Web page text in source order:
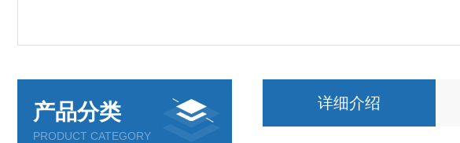
产品分类
PRODUCT CATEGORY
详细介绍